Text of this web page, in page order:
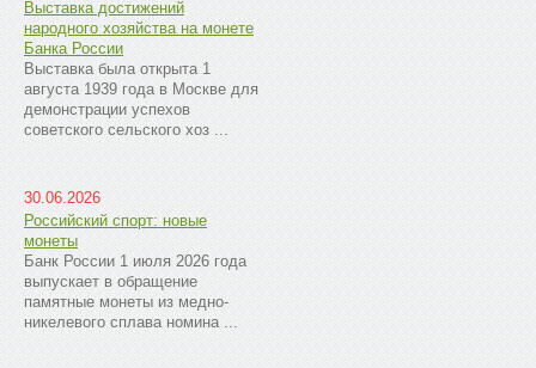
Выставка достижений
народного хозяйства на монете
Банка России
Выставка была открыта 1
августа 1939 года в Москве для
демонстрации успехов
советского сельского хоз ...
30.06.2026
Российский спорт: новые
монеты
Банк России 1 июля 2026 года
выпускает в обращение
памятные монеты из медно-
никелевого сплава номина ...